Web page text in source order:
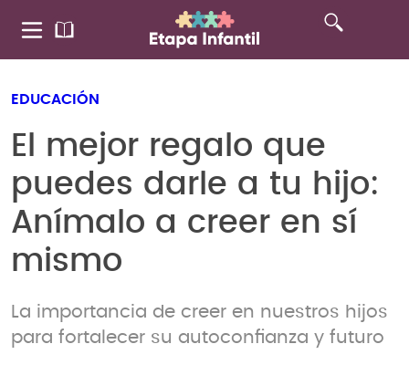
EDUCACIÓN
El mejor regalo que
puedes darle a tu hijo:
Anímalo a creer en sí
mismo
La importancia de creer en nuestros hijos
para fortalecer su autoconfianza y futuro